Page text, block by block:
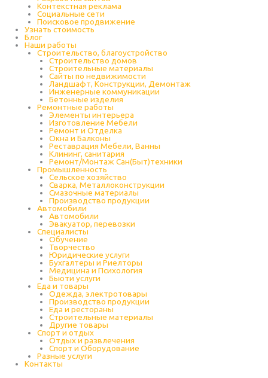
Контекстная реклама
Социальные сети
Поисковое продвижение
Узнать стоимость
Блог
Наши работы
Строительство, благоустройство
Строительство домов
Строительные материалы
Сайты по недвижимости
Ландшафт, Конструкции, Демонтаж
Инженерные коммуникации
Бетонные изделия
Ремонтные работы
Элементы интерьера
Изготовление Мебели
Ремонт и Отделка
Окна и Балконы
Реставрация Мебели, Ванны
Клининг, санитария
Ремонт/Монтаж Сан(Быт)техники
Промышленность
Cельское хозяйство
Сварка, Металлоконструкции
Cмазочные материалы
Производство продукции
Автомобили
Автомобили
Эвакуатор, перевозки
Специалисты
Обучение
Творчество
Юридические услуги
Бухгалтеры и Риелторы
Медицина и Психология
Бьюти услуги
Еда и товары
Одежда, электротовары
Производство продукции
Еда и рестораны
Строительные материалы
Другие товары
Спорт и отдых
Отдых и развлечения
Спорт и Оборудование
Разные услуги
Контакты